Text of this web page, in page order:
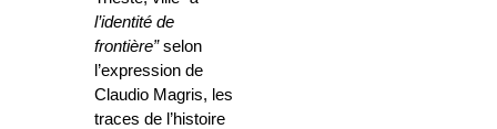
l’identité de
frontière”selon
l’expression de
Claudio Magris, les
traces de l’histoire